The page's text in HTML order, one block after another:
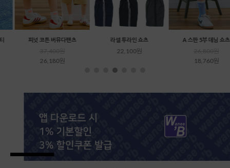
피넛 코튼 버뮤다팬츠
26,180원
라셀 투라인 쇼츠
22,100원
A 스판 5부 데님 쇼츠
18,760원